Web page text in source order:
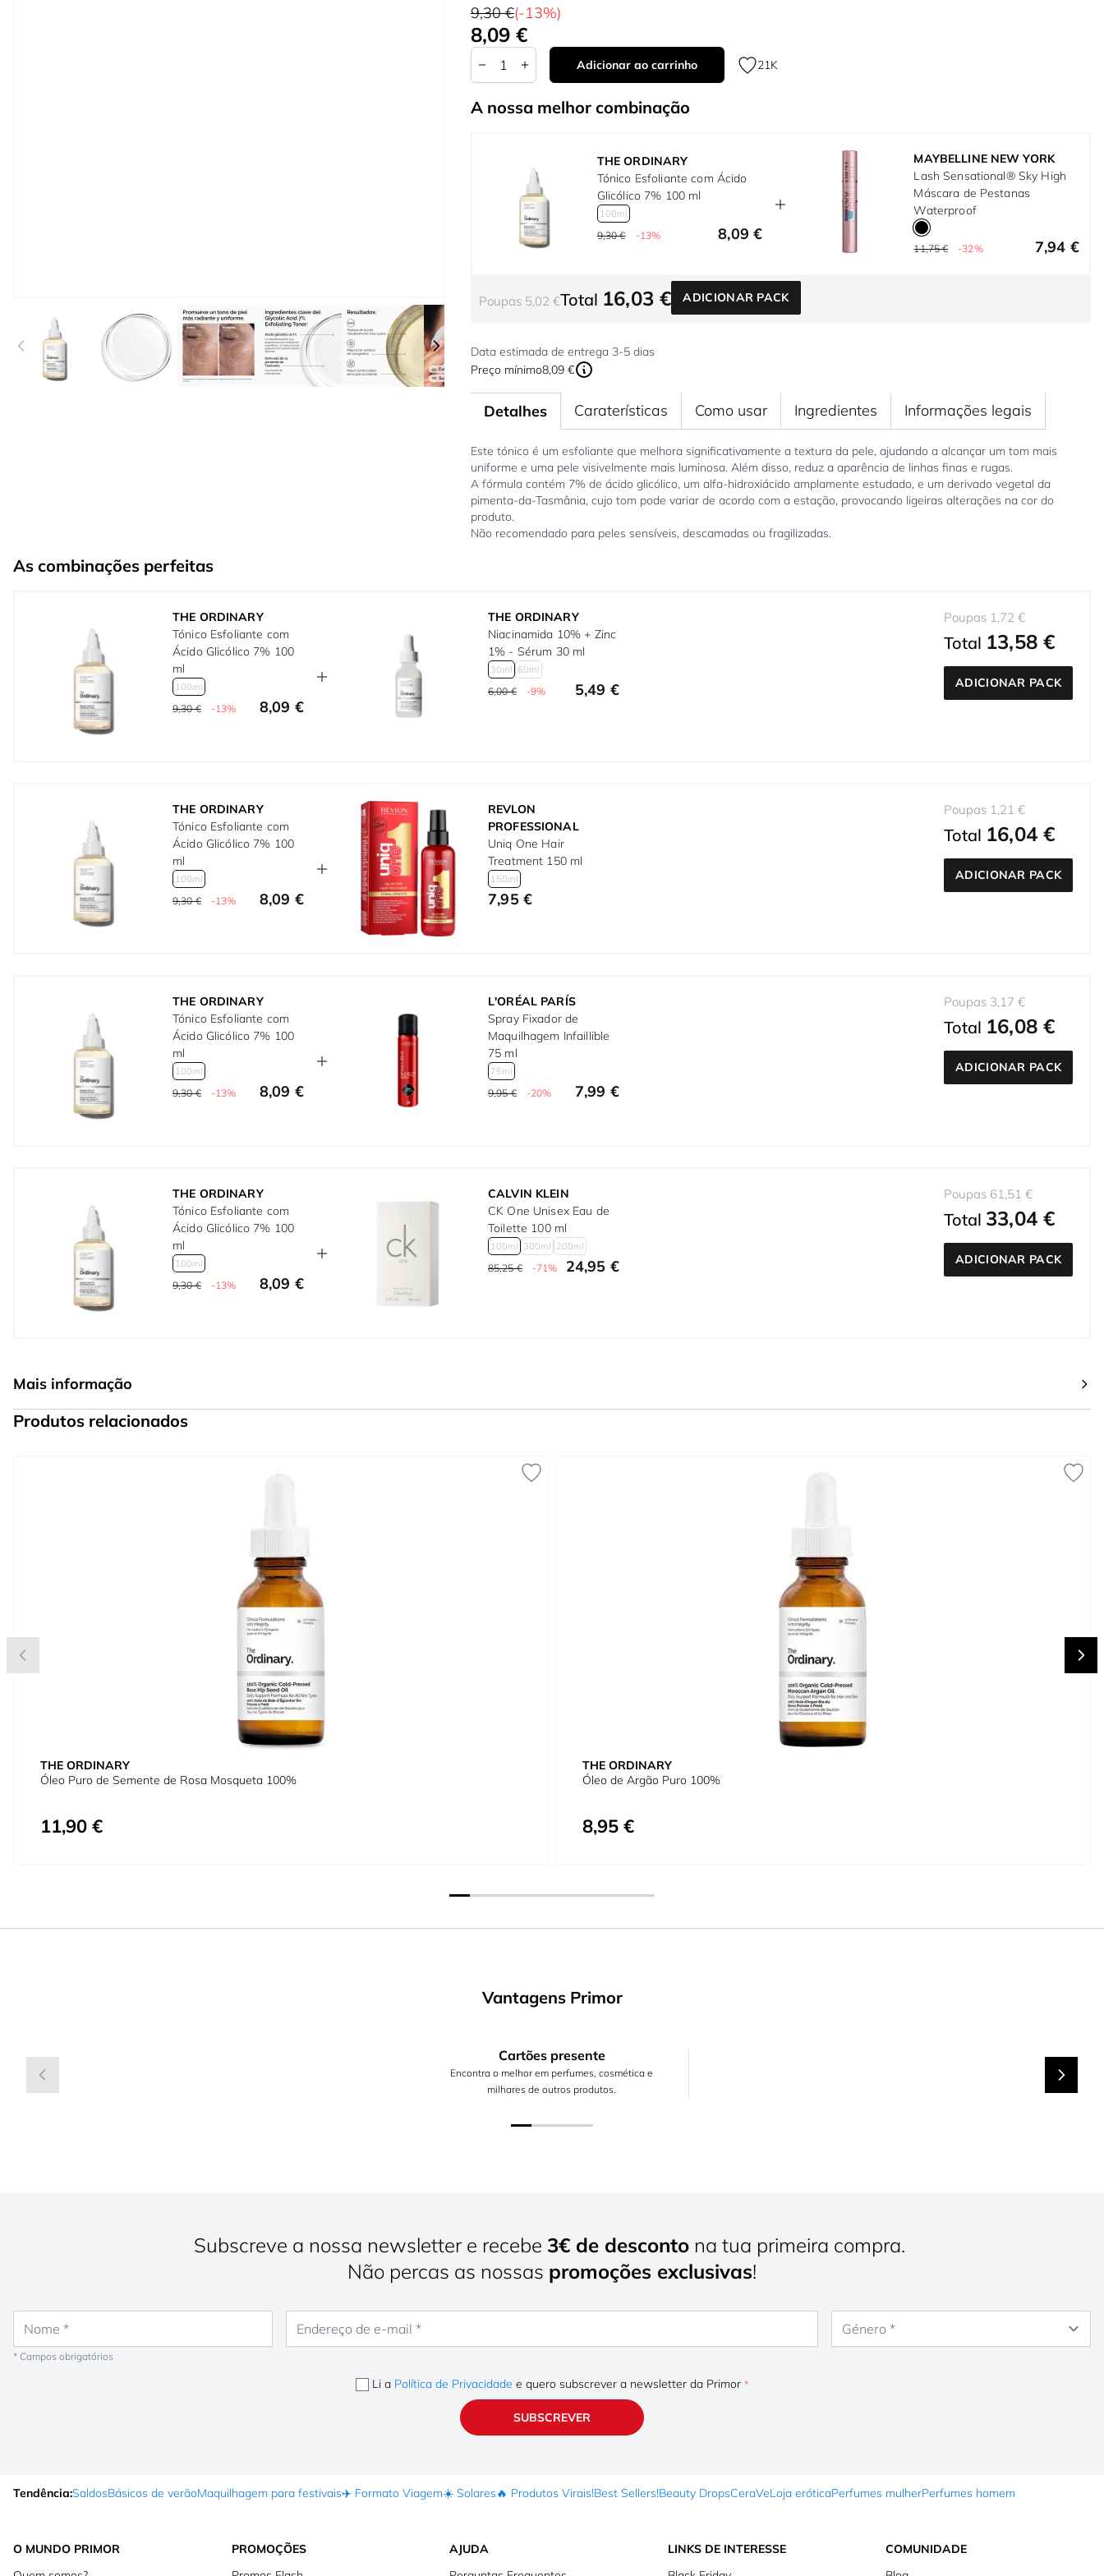
View larger imageView larger imageView larger imageView larger imageView larger image
9,30 €(-13%)
Tão baixo quanto:
8,09 €
Quantidade
Adicionar ao carrinho 21K
A nossa melhor combinação
THE ORDINARY
Tónico Esfoliante com Ácido
Glicólico 7% 100 ml
100ml
9,30 € -13% 8,09 €
MAYBELLINE NEW YORK
Lash Sensational® Sky High
Máscara de Pestanas
Waterproof
11,75 € -32% 7,94 €
Poupas 5,02 €Total 16,03 € ADICIONAR PACK
Data estimada de entrega 3-5 dias
Preço mínimo8,09 €
Detalhes
Este tónico é um esfoliante que melhora significativamente a textura da pele, ajudando a alcançar um tom mais
uniforme e uma pele visivelmente mais luminosa. Além disso, reduz a aparência de linhas finas e rugas.
A fórmula contém 7% de ácido glicólico, um alfa-hidroxiácido amplamente estudado, e um derivado vegetal da
pimenta-da-Tasmânia, cujo tom pode variar de acordo com a estação, provocando ligeiras alterações na cor do
produto.
Não recomendado para peles sensíveis, descamadas ou fragilizadas.
Caraterísticas Como usar Ingredientes Informações legais
As combinações perfeitas
THE ORDINARY
Tónico Esfoliante com
Ácido Glicólico 7% 100
ml
100ml
9,30 € -13% 8,09 €
THE ORDINARY
Niacinamida 10% + Zinc
1% - Sérum 30 ml
30ml 60ml
6,00 € -9% 5,49 €
Poupas 1,72 €
Total 13,58 €
ADICIONAR PACK
THE ORDINARY
Tónico Esfoliante com
Ácido Glicólico 7% 100
ml
100ml
9,30 € -13% 8,09 €
REVLON
PROFESSIONAL
Uniq One Hair
Treatment 150 ml
150ml
7,95 €
Poupas 1,21 €
Total 16,04 €
ADICIONAR PACK
THE ORDINARY
Tónico Esfoliante com
Ácido Glicólico 7% 100
ml
100ml
9,30 € -13% 8,09 €
L'ORÉAL PARÍS
Spray Fixador de
Maquilhagem Infaillible
75 ml
75ml
9,95 € -20% 7,99 €
Poupas 3,17 €
Total 16,08 €
ADICIONAR PACK
THE ORDINARY
Tónico Esfoliante com
Ácido Glicólico 7% 100
ml
100ml
9,30 € -13% 8,09 €
CALVIN KLEIN
CK One Unisex Eau de
Toilette 100 ml
100ml 300ml 200ml
85,25 € -71% 24,95 €
Poupas 61,51 €
Total 33,04 €
ADICIONAR PACK
Mais informação
Produtos relacionados
THE ORDINARY
Óleo Puro de Semente de Rosa Mosqueta 100%
11,90 €
THE ORDINARY
Óleo de Argão Puro 100%
8,95 €
Vantagens Primor
Cartões presente
Encontra o melhor em perfumes, cosmética e
milhares de outros produtos.
Subscreve a nossa newsletter e recebe 3€ de desconto na tua primeira compra.
Não percas as nossas promoções exclusivas!
* Campos obrigatórios
Li a Política de Privacidade e quero subscrever a newsletter da Primor
SUBSCREVER
Tendência:SaldosBásicos de verãoMaquilhagem para festivais✈️ Formato Viagem☀️ Solares🔥 Produtos Virais!Best Sellers!Beauty DropsCeraVeLoja eróticaPerfumes mulherPerfumes homem
O MUNDO PRIMOR
PROMOÇÕES
AJUDA
LINKS DE INTERESSE
COMUNIDADE